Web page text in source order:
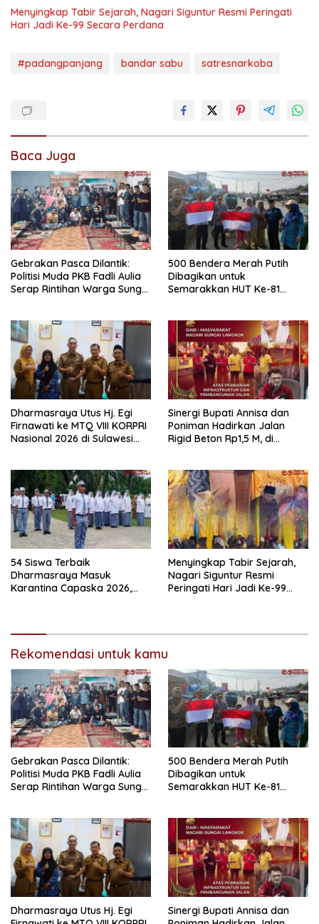
Menyingkap Tabir Sejarah, Nagari Siguntur Resmi Peringati
Hari Jadi Ke-99 Secara Perdana
#padangpanjang bandar sabu satresnarkoba
Baca Juga
Gebrakan Pasca Dilantik:
Politisi Muda PKB Fadli Aulia
Serap Rintihan Warga Sungai
500 Bendera Merah Putih
Dibagikan untuk
Semarakkan HUT Ke-81
Dharmasraya Utus Hj. Egi
Firnawati ke MTQ VIII KORPRI
Nasional 2026 di Sulawesi
Sinergi Bupati Annisa dan
Poniman Hadirkan Jalan
Rigid Beton Rp1,5 M, di
Kasih
54 Siswa Terbaik
Dharmasraya Masuk
Karantina Capaska 2026,
Menyingkap Tabir Sejarah,
Nagari Siguntur Resmi
Peringati Hari Jadi Ke-99
Rekomendasi untuk kamu
Gebrakan Pasca Dilantik:
Politisi Muda PKB Fadli Aulia
Serap Rintihan Warga Sungai
500 Bendera Merah Putih
Dibagikan untuk
Semarakkan HUT Ke-81
Dharmasraya Utus Hj. Egi
Sinergi Bupati Annisa dan